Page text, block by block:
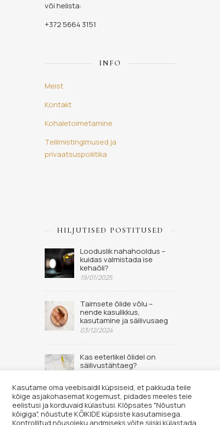
või helista:
+372 5664 3151
INFO
Meist
Kontakt
Kohaletoimetamine
Tellimistingimused ja
privaatsuspoliitika
HILJUTISED POSTITUSED
Looduslik nahahooldus –
kuidas valmistada ise
kehaõli?
19/01/2025
Taimsete õlide võlu –
nende kasulikkus,
kasutamine ja säilivusaeg
03/12/2024
Kas eeterlikel õlidel on
säilivustähtaeg?
Kasutame oma veebisaidil küpsiseid, et pakkuda teile
kõige asjakohasemat kogemust, pidades meeles teie
eelistusi ja korduvaid külastusi. Klõpsates "Nõustun
kõigiga", nõustute KÕIKIDE küpsiste kasutamisega.
Kontrollitud nõusoleku andmiseks võite siiski külastada